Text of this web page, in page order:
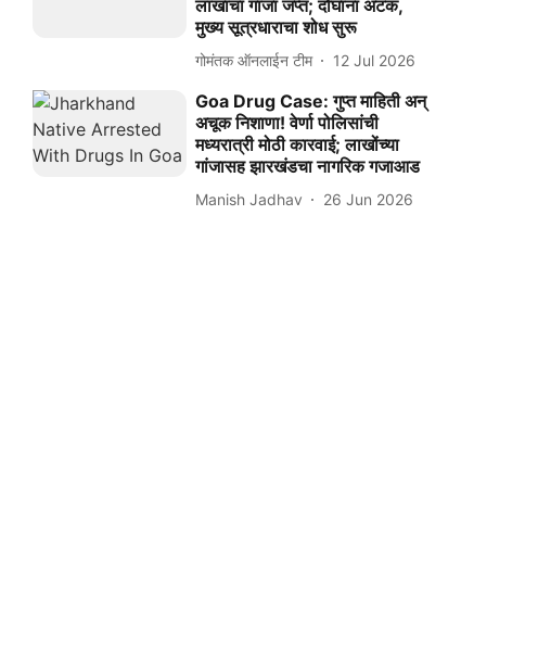
लाखांचा गांजा जप्त; दोघांना अटक,
मुख्य सूत्रधाराचा शोध सुरू
गोमंतक ऑनलाईन टीम 12 Jul 2026
Goa Drug Case: गुप्त माहिती अन्
अचूक निशाणा! वेर्णा पोलिसांची
मध्यरात्री मोठी कारवाई; लाखोंच्या
गांजासह झारखंडचा नागरिक गजाआड
Manish Jadhav 26 Jun 2026